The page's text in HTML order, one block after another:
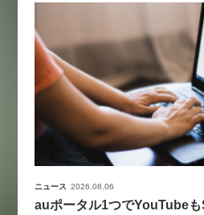
ニュース 2026.08.06
auポータル1つでYouTube